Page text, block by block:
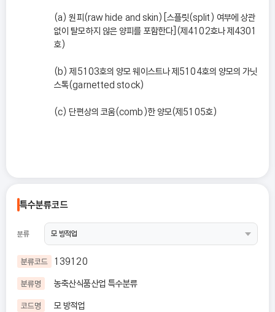
(a) 원피(raw hide and skin)[스플릿(split) 여부에 상관
없이 탈모하지 않은 양피를 포함한다](제4102호나 제4301
호)
(b) 제5103호의 양모 웨이스트나 제5104호의 양모의 가닛
스톡(garnetted stock)
(c) 단편상의 코움(comb)한 양모(제5105호)
특수분류코드
분류
분류코드 139120
분류명 농축산식품산업 특수분류
코드명 모 방적업